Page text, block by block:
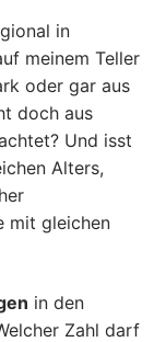
in
meinem Teller
oder gar aus
doch aus
Und isst
Alters,
mit gleichen
in den
Zahl darf